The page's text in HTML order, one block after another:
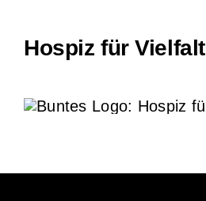
Hospiz für Vielfalt